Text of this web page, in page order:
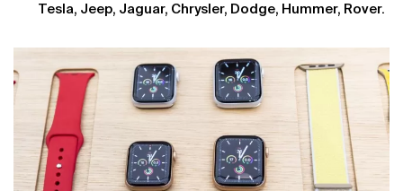
Tesla, Jeep, Jaguar, Chrysler, Dodge, Hummer, Rover.